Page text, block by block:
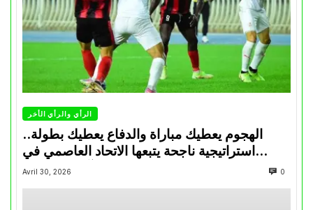
الرأي والرأي الأخر
الهجوم يعطيك مباراة والدفاع يعطيك بطولة..
استراتيجية ناجحة يتبعها الاتحاد العاصمي في
تتويجاته آخر السنوات
Avril 30, 2026 0